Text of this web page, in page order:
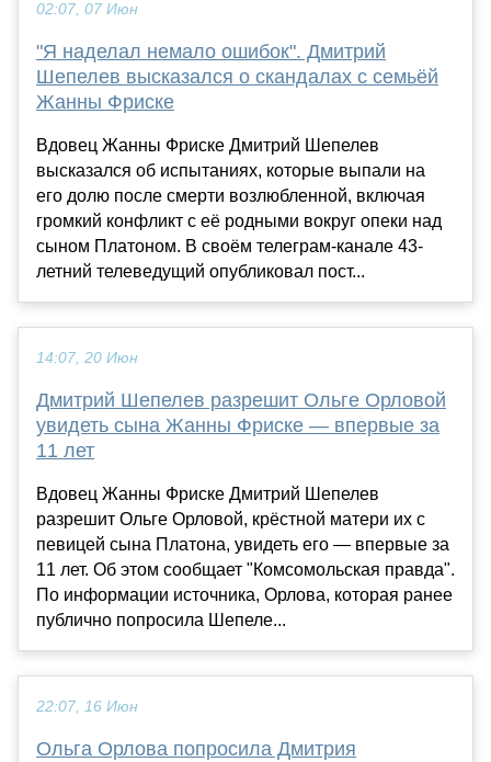
02:07, 07 Июн
"Я наделал немало ошибок". Дмитрий
Шепелев высказался о скандалах с семьёй
Жанны Фриске
Вдовец Жанны Фриске Дмитрий Шепелев
высказался об испытаниях, которые выпали на
его долю после смерти возлюбленной, включая
громкий конфликт с её родными вокруг опеки над
сыном Платоном. В своём телеграм-канале 43-
летний телеведущий опубликовал пост...
14:07, 20 Июн
Дмитрий Шепелев разрешит Ольге Орловой
увидеть сына Жанны Фриске — впервые за
11 лет
Вдовец Жанны Фриске Дмитрий Шепелев
разрешит Ольге Орловой, крёстной матери их с
певицей сына Платона, увидеть его — впервые за
11 лет. Об этом сообщает "Комсомольская правда".
По информации источника, Орлова, которая ранее
публично попросила Шепеле...
22:07, 16 Июн
Ольга Орлова попросила Дмитрия